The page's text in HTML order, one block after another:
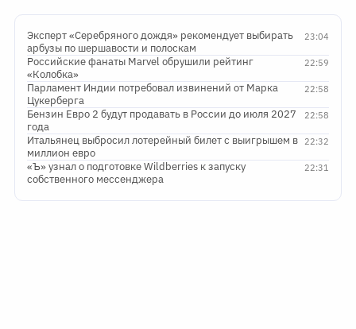
23:04
Эксперт «Серебряного дождя» рекомендует выбирать
арбузы по шершавости и полоскам
22:59
Российские фанаты Marvel обрушили рейтинг
«Колобка»
22:58
Парламент Индии потребовал извинений от Марка
Цукерберга
22:58
Бензин Евро 2 будут продавать в России до июля 2027
года
22:32
Итальянец выбросил лотерейный билет с выигрышем в
миллион евро
22:31
«Ъ» узнал о подготовке Wildberries к запуску
собственного мессенджера